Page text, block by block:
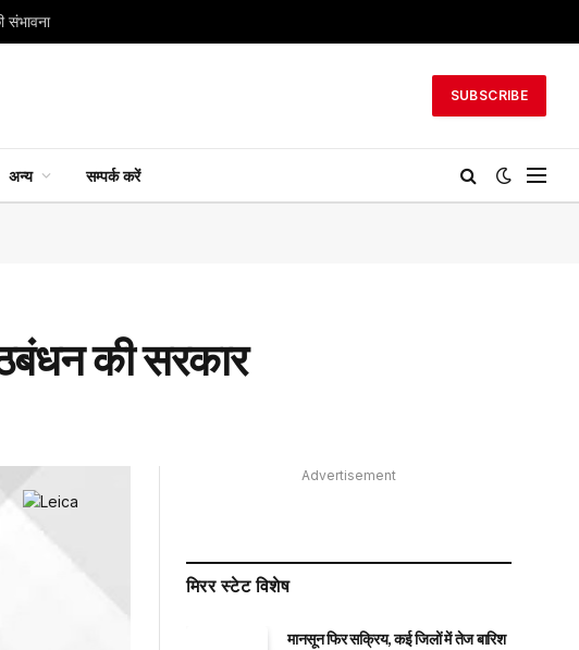
संभावना
SUBSCRIBE
अन्य सम्पर्क करें
की सरकार
Advertisement
मिरर स्टेट विशेष
मानसून फिर सक्रिय, कई जिलों में तेज बारिश